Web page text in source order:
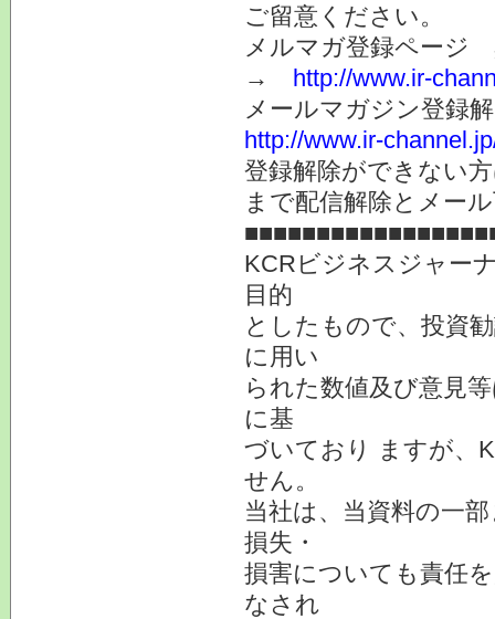
ご留意ください。
メルマガ登録ページ
→ http://www.ir-
メールマガジン登録
http://www.ir-
登録解除ができない
まで配信解除とメー
KCRビジネスジャー
目的
としたもので、投資
に用い
られた数値及び意見
に基
づいており ますが、
せん。
当社は、当資料の一
損失・
損害についても責任
なされ